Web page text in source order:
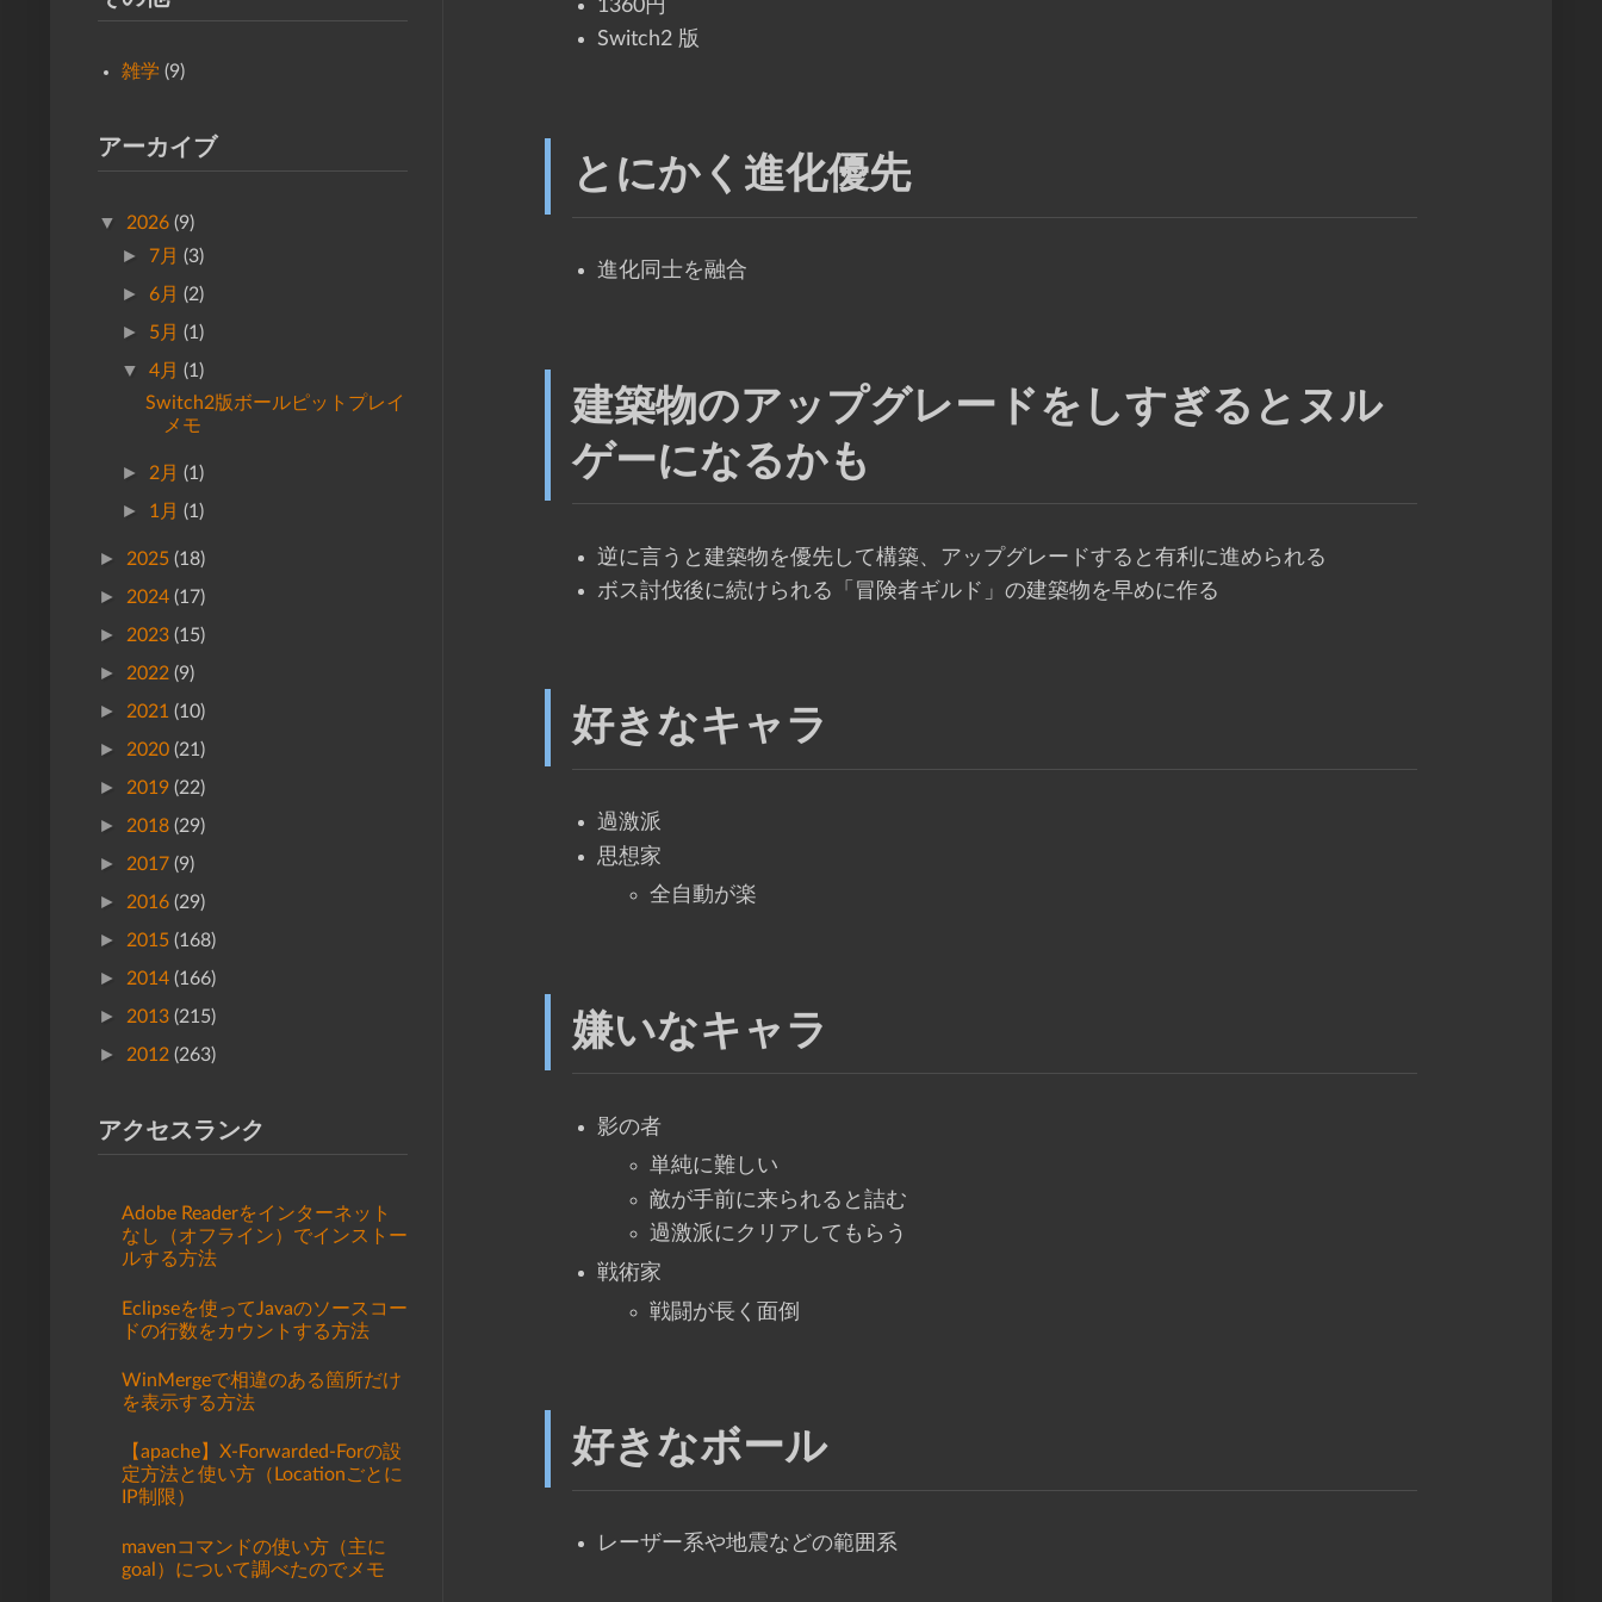
1360円
Switch2 版
とにかく進化優先
進化同士を融合
建築物のアップグレードをしすぎるとヌル
ゲーになるかも
逆に言うと建築物を優先して構築、アップグレードすると有利に進められる
ボス討伐後に続けられる「冒険者ギルド」の建築物を早めに作る
好きなキャラ
過激派
思想家
全自動が楽
嫌いなキャラ
影の者
単純に難しい
敵が手前に来られると詰む
過激派にクリアしてもらう
戦術家
戦闘が長く面倒
好きなボール
レーザー系や地震などの範囲系
雑学 (9)
アーカイブ
▼ 2026 (9)
► 7月 (3)
► 6月 (2)
► 5月 (1)
▼ 4月 (1)
Switch2版ボールピットプレイ
メモ
► 2月 (1)
► 1月 (1)
► 2025 (18)
► 2024 (17)
► 2023 (15)
► 2022 (9)
► 2021 (10)
► 2020 (21)
► 2019 (22)
► 2018 (29)
► 2017 (9)
► 2016 (29)
► 2015 (168)
► 2014 (166)
► 2013 (215)
► 2012 (263)
アクセスランク
Adobe Readerをインターネット
なし（オフライン）でインストー
ルする方法
Eclipseを使ってJavaのソースコー
ドの行数をカウントする方法
WinMergeで相違のある箇所だけ
を表示する方法
【apache】X-Forwarded-Forの設
定方法と使い方（Locationごとに
IP制限）
mavenコマンドの使い方（主に
goal）について調べたのでメモ